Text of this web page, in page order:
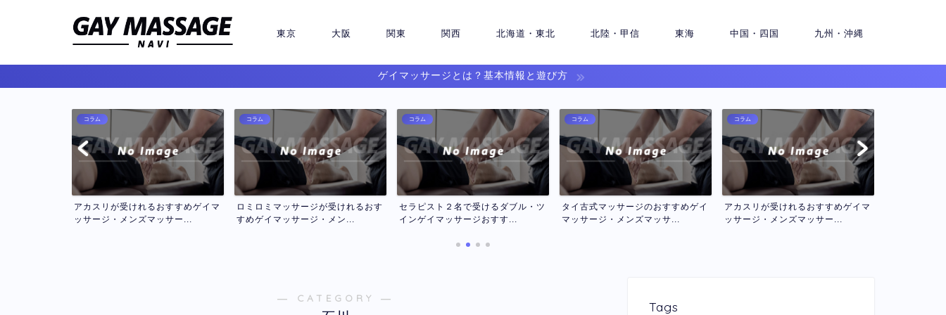
東京 大阪 関東 関西 北海道・東北 北陸・甲信 東海 中国・四国 九州・沖縄
ゲイマッサージとは？基本情報と遊び方
コラム
ロミロミマッサージが受けれるおす
すめゲイマッサージ・メン...
コラム
セラピスト２名で受けるダブル・ツ
インゲイマッサージおすす...
コラム
タイ古式マッサージのおすすめゲイ
マッサージ・メンズマッサ...
コラム
アカスリが受けれるおすすめゲイマ
ッサージ・メンズマッサー...
コラム
ロミロミマッサージが受けれるおす
すめゲイマッサージ・メン...
― CATEGORY ―
Tags